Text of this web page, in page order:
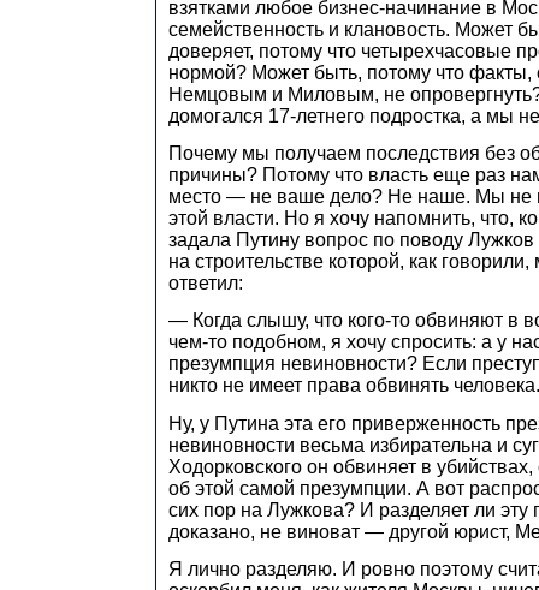
взятками любое бизнес-начинание в
семейственность и клановость. Может
доверяет, потому что четырехчасовые
нормой? Может быть, потому что факты,
Немцовым и Миловым, не
домогался 17-летнего подростка, а мы
Почему мы получаем последствия без
причины? Потому что власть еще раз
место — не ваше дело? Не наше. Мы не
этой власти. Но я хочу напомнить, что,
задала Путину вопрос по поводу Лужков
на строительстве которой, как
ответил:
— Когда слышу, что кого-то обвиняют в
чем-то подобном, я хочу спросить: а у
презумпция невиновности? Если
никто не имеет права обвинять человека.
Ну, у Путина эта его приверженность
невиновности весьма избирательна и
Ходорковского он обвиняет в
об этой самой презумпции. А вот
сих пор на Лужкова? И разделяет ли
доказано, не виноват — другой юрист,
Я лично разделяю. И ровно поэтому